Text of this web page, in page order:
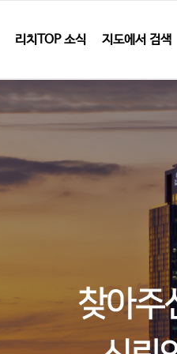
리치TOP 소식 지도에서 검색